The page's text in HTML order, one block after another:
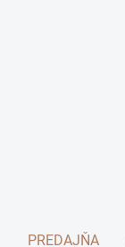
PREDAJŇA